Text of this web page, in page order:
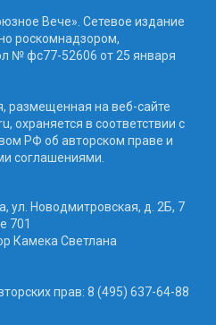
Вече». Сетевое издание
роскомнадзором,
№ фc77-52606 от 25 января
размещенная на веб-сайте
охраняется в соответствии с
РФ об авторском праве и
соглашениями.
ул. Новодмитровская, д. 2Б, 7
701
Камека Светлана
прав: 8 (495) 637-64-88